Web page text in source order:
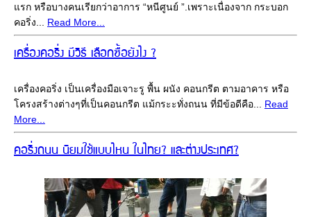
แรก หรือบางคนเรียกว่าอาการ “หนีศูนย์ ”.เพราะเนื่องจาก กระบอก
คอริ่ง... Read More...
เครื่องคอริ่ง มีวิธี เลือกซื้อยังไง ?
เครื่องคอริ่ง เป็นเครื่องมือเจาะรู พื้น ผนัง คอนกรีต ตามอาคาร หรือ
โครงสร้างต่างๆที่เป็นคอนกรีต แม้กระะทั่งถนน ที่มีข้อดีคือ... Read
More...
คอริ่งถนน นิยมใช้แบบไหน ในไทย? และต่างประเทศ?